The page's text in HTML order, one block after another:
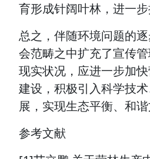
育形成针阔叶林，进一
总之，伴随环境问题的
会范畴之中扩充了宣传
现实状况，应进一步加
建设，积极引入科学技
展，实现生态平衡、和谐
参考文献